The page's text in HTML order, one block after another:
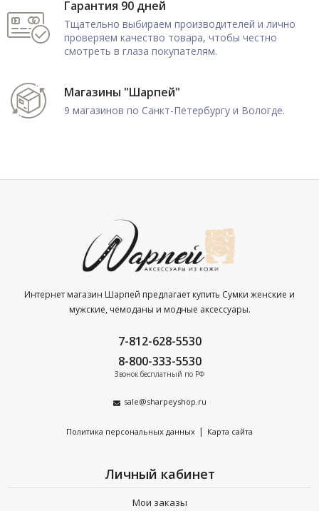
Гарантия 90 дней
Тщательно выбираем производителей и лично
проверяем качество товара, чтобы честно
смотреть в глаза покупателям.
Магазины "Шарпей"
9 магазинов по Санкт-Петербургу и Вологде.
Интернет магазин Шарпей предлагает купить Сумки женские и
мужские, чемоданы и модные аксессуары.
7-812-628-5530
8-800-333-5530
Звонок бесплатный по РФ
sale@sharpeyshop.ru
Политика персональных данных | Карта сайта
Личный кабинет
Мои заказы